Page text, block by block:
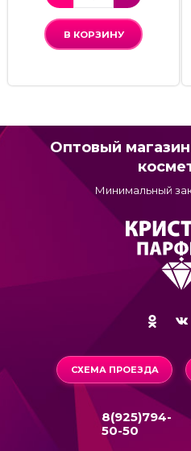
В КОРЗИНУ
Оптовый
Минимальный
СХЕМА ПРОЕЗДА
8(925)794-
50-50